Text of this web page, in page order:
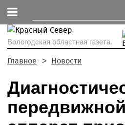
Вологодская областная газета.
Главное Новости